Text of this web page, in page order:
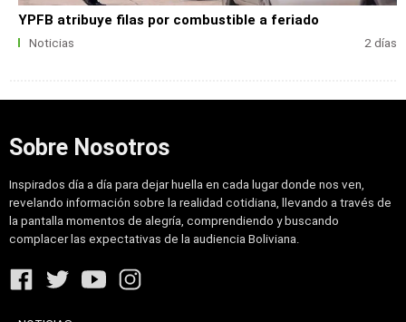
YPFB atribuye filas por combustible a feriado
Noticias 2 días
Sobre Nosotros
Inspirados día a día para dejar huella en cada lugar donde nos ven,
revelando información sobre la realidad cotidiana, llevando a través de
la pantalla momentos de alegría, comprendiendo y buscando
complacer las expectativas de la audiencia Boliviana.